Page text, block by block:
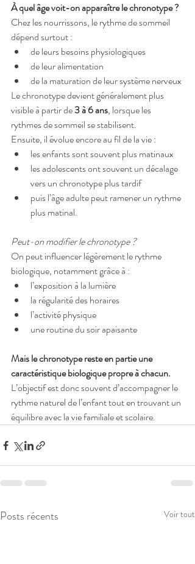
À quel âge voit-on apparaître le chronotype ?
Chez les nourrissons, le rythme de sommeil
dépend surtout :
de leurs besoins physiologiques
de leur alimentation
de la maturation de leur système nerveux
Le chronotype devient généralement plus
visible à partir de 3 à 6 ans, lorsque les
rythmes de sommeil se stabilisent.
Ensuite, il évolue encore au fil de la vie :
les enfants sont souvent plus matinaux
les adolescents ont souvent un décalage
vers un chronotype plus tardif
puis l’âge adulte peut ramener un rythme
plus matinal.
Peut-on modifier le chronotype ?
On peut influencer légèrement le rythme
biologique, notamment grâce à :
l’exposition à la lumière
la régularité des horaires
l’activité physique
une routine du soir apaisante
Mais le chronotype reste en partie une
caractéristique biologique propre à chacun.
L’objectif est donc souvent d’accompagner le
rythme naturel de l’enfant tout en trouvant un
équilibre avec la vie familiale et scolaire.
Posts récents Voir tout